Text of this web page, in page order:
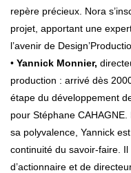
repère précieux. Nora
projet, apportant une
l’avenir de
• Yannick Monnier,
production : arrivé dès
étape du développement
pour Stéphane
sa polyvalence, Yannick
continuité du savoir-faire.
d’actionnaire et de